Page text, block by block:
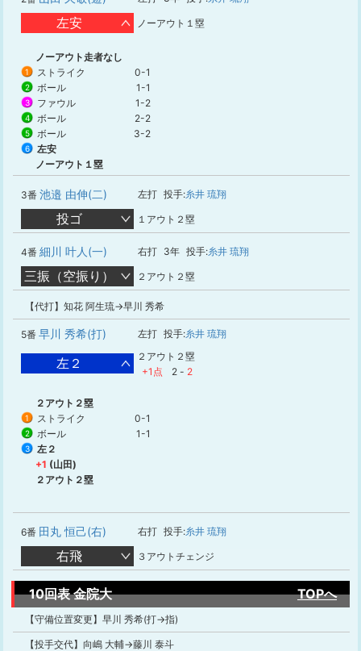
左安 ノーアウト１塁
ノーアウト走者なし
1 ストライク 0-1
2 ボール 1-1
3 ファウル 1-2
4 ボール 2-2
5 ボール 3-2
6
左安
ノーアウト１塁
3番 池邉 由伸(二) 左打 投手:糸井 琉翔
投ゴ １アウト２塁
4番 細川 叶人(一) 右打 3年 投手:糸井 琉翔
三振（空振り） ２アウト２塁
【代打】知花 阿生琉→早川 秀希
5番 早川 秀希(打) 左打 投手:糸井 琉翔
左２
２アウト２塁
+1点
2 - 2
２アウト２塁
1 ストライク 0-1
2 ボール 1-1
3
左２
+1 (山田)
２アウト２塁
6番 田丸 恒己(右) 右打 投手:糸井 琉翔
右飛 ３アウトチェンジ
10回表 金院大 TOPへ
【守備位置変更】早川 秀希(打→指)
【投手交代】向嶋 大輔→藤川 泰斗